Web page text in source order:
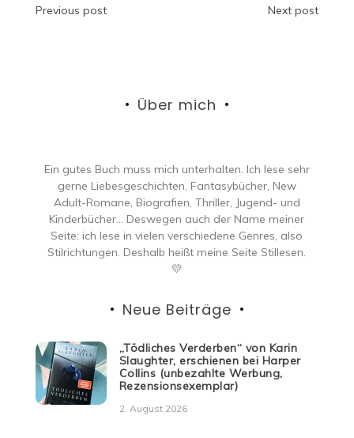
Beitragsnavigation
Previous post Next post
Über mich
Ein gutes Buch muss mich unterhalten. Ich lese sehr
gerne Liebesgeschichten, Fantasybücher, New
Adult-Romane, Biografien, Thriller, Jugend- und
Kinderbücher… Deswegen auch der Name meiner
Seite: ich lese in vielen verschiedene Genres, also
Stilrichtungen. Deshalb heißt meine Seite Stillesen.
💛
Neue Beiträge
„Tödliches Verderben“ von Karin
Slaughter, erschienen bei Harper
Collins (unbezahlte Werbung,
Rezensionsexemplar)
2. August 2026